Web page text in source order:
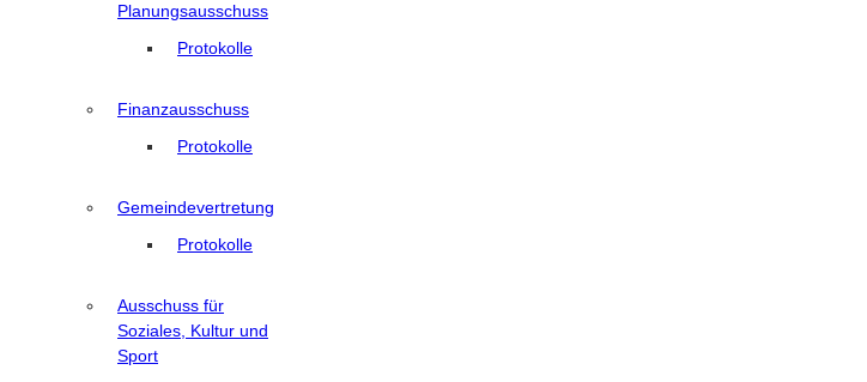
Planungsausschuss
Protokolle
Finanzausschuss
Protokolle
Gemeindevertretung
Protokolle
Ausschuss für
Soziales, Kultur und
Sport